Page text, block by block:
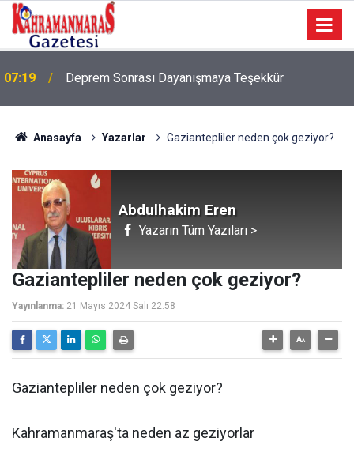
07:19 Deprem Sonrası Dayanışmaya Teşekkür
Anasayfa Yazarlar Gaziantepliler neden çok geziyor?
Abdulhakim Eren
Yazarın Tüm Yazıları >
Gaziantepliler neden çok geziyor?
Yayınlanma: 21 Mayıs 2024 Salı 22:58
Gaziantepliler neden çok geziyor?
Kahramanmaraş'ta neden az geziyorlar